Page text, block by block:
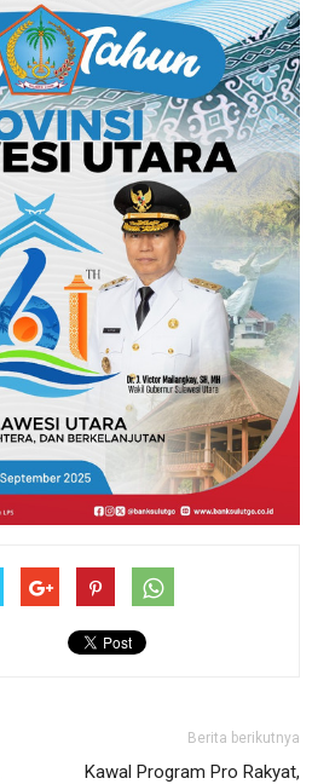
Berita berikutnya
Kawal Program Pro Rakyat,